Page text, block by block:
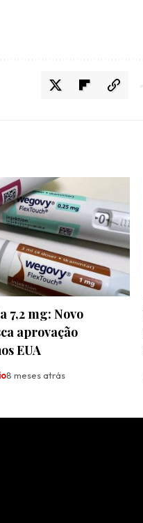
7,2 mg: Novo
aprovação
EUA
8 meses atrás